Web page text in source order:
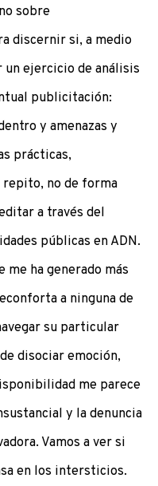
sobre
discernir si, a medio
un ejercicio de análisis
publicitación:
y amenazas y
prácticas,
repito, no de forma
a través del
públicas en ADN.
me ha generado más
a ninguna de
su particular
disociar emoción,
me parece
y la denuncia
Vamos a ver si
en los intersticios.